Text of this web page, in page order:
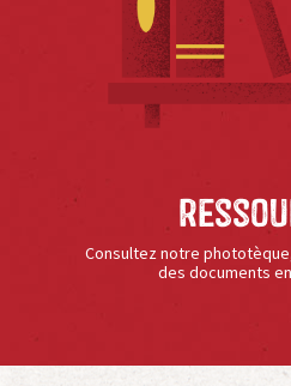
Consultez notre
des documents